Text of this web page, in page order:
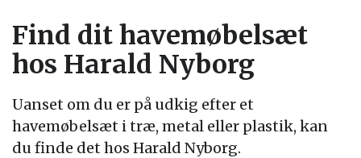
Find dit havemøbelsæt
hos Harald Nyborg
Uanset om du er på udkig efter et
havemøbelsæt i træ, metal eller plastik, kan
du finde det hos Harald Nyborg.